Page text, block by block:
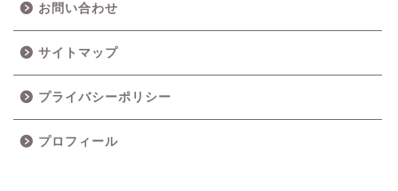
お問い合わせ
サイトマップ
プライバシーポリシー
プロフィール